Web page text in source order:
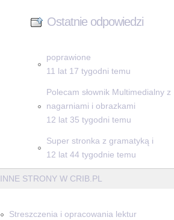
Ostatnie odpowiedzi
poprawione
11 lat 17 tygodni temu
Polecam słownik Multimedialny z
nagarniami i obrazkami
12 lat 35 tygodni temu
Super stronka z gramatyką i
12 lat 44 tygodnie temu
INNE STRONY W CRIB.PL
Streszczenia i opracowania lektur